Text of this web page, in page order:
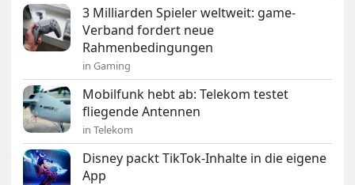
3 Milliarden Spieler weltweit: game-
Verband fordert neue
Rahmenbedingungen
in Gaming
Mobilfunk hebt ab: Telekom testet
fliegende Antennen
in Telekom
Disney packt TikTok-Inhalte in die eigene
App